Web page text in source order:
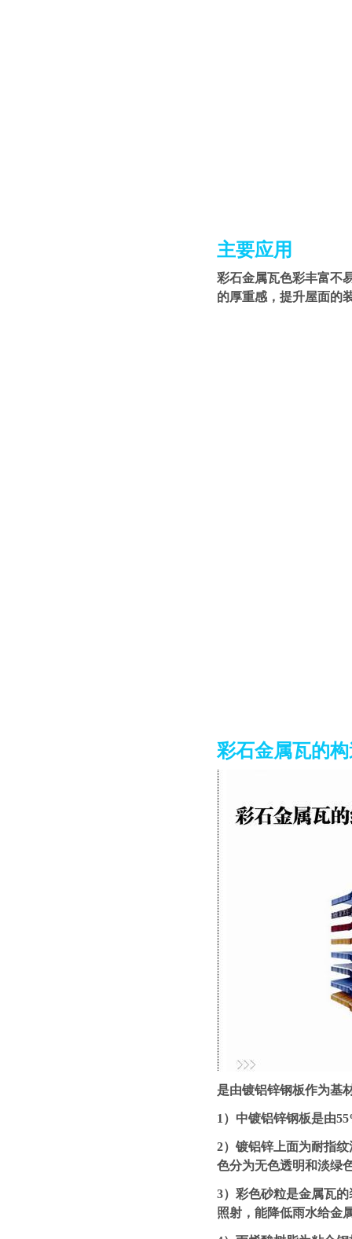
主要应用
彩石金属瓦色彩丰富不
的厚重感，提升屋面的
彩石金属瓦的
是由镀铝锌钢板作为基
1）中镀铝锌钢板是由
2）镀铝锌上面为耐指
色分为无色透明和淡绿
3）彩色砂粒是金属瓦
照射，能降低雨水给金